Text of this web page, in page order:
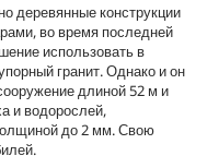
деревянные конструкции
во время последней
использовать в
гранит. Однако и он
длиной 52 м и
и водорослей,
до 2 мм. Свою